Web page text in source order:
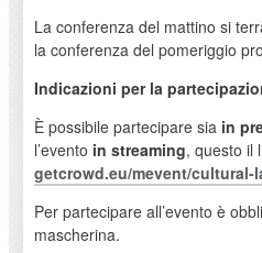
La conferenza del mattino si
la conferenza del pomeriggio
Indicazioni per la
È possibile partecipare sia in
l’evento in streaming, questo il
getcrowd.eu/mevent/cultural-
Per partecipare all’evento è
mascherina.